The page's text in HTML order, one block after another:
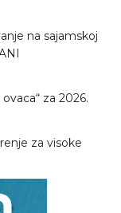
na sajamskoj
za 2026.
za visoke